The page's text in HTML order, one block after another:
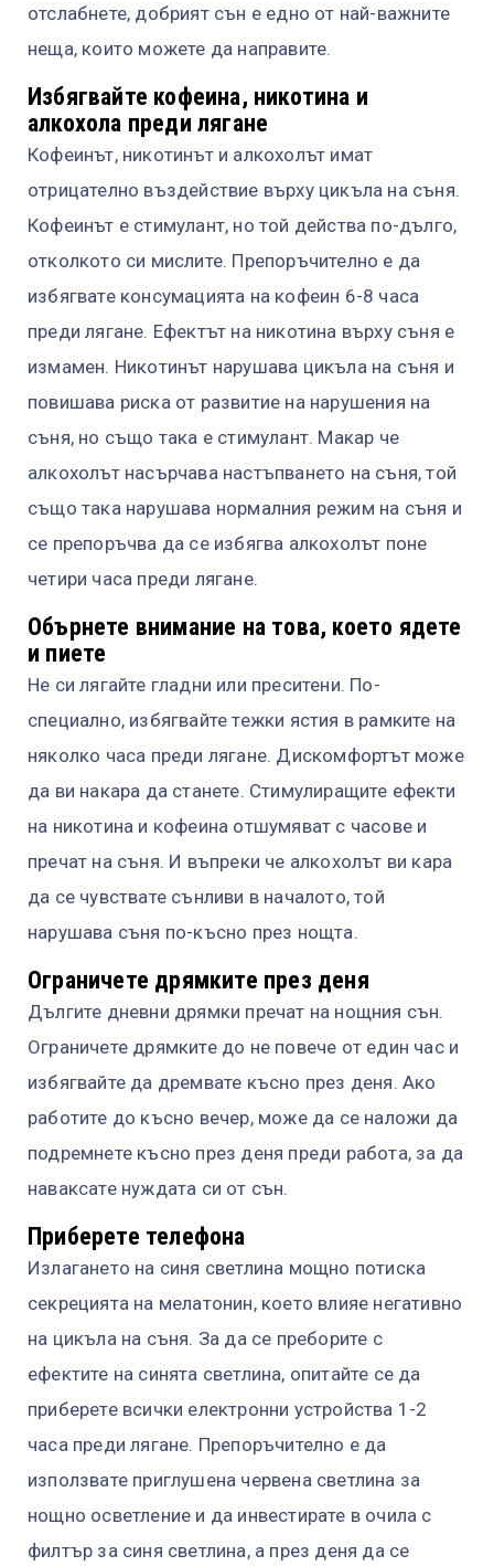
отслабнете, добрият сън е едно от най-важните
неща, които можете да направите.
Избягвайте кофеина, никотина и
алкохола преди лягане
Кофеинът, никотинът и алкохолът имат
отрицателно въздействие върху цикъла на съня.
Кофеинът е стимулант, но той действа по-дълго,
отколкото си мислите. Препоръчително е да
избягвате консумацията на кофеин 6-8 часа
преди лягане. Ефектът на никотина върху съня е
измамен. Никотинът нарушава цикъла на съня и
повишава риска от развитие на нарушения на
съня, но също така е стимулант. Макар че
алкохолът насърчава настъпването на съня, той
също така нарушава нормалния режим на съня и
се препоръчва да се избягва алкохолът поне
четири часа преди лягане.
Обърнете внимание на това, което ядете
и пиете
Не си лягайте гладни или преситени. По-
специално, избягвайте тежки ястия в рамките на
няколко часа преди лягане. Дискомфортът може
да ви накара да станете. Стимулиращите ефекти
на никотина и кофеина отшумяват с часове и
пречат на съня. И въпреки че алкохолът ви кара
да се чувствате сънливи в началото, той
нарушава съня по-късно през нощта.
Ограничете дрямките през деня
Дългите дневни дрямки пречат на нощния сън.
Ограничете дрямките до не повече от един час и
избягвайте да дремвате късно през деня. Ако
работите до късно вечер, може да се наложи да
подремнете късно през деня преди работа, за да
наваксате нуждата си от сън.
Приберете телефона
Излагането на синя светлина мощно потиска
секрецията на мелатонин, което влияе негативно
на цикъла на съня. За да се преборите с
ефектите на синята светлина, опитайте се да
приберете всички електронни устройства 1-2
часа преди лягане. Препоръчително е да
използвате приглушена червена светлина за
нощно осветление и да инвестирате в очила с
филтър за синя светлина, а през деня да се